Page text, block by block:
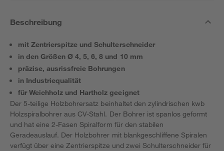
Beschreibung
mit Zentrierspitze und Schulterschneider
in den Größen Ø 4, 5, 6, 8 und 10 mm
präzise, ausrissfreie Bohrungen
in Industriequalität
für Weichholz und Hartholz geeignet
Der 5-teilige Holzbohrersatz beinhaltet den zylindrischen kwb
Holzspiralbohrer aus CV-Stahl. Der Bohrer ist spanlos geformt
und hat eine 2-Fasen Spiralform für den stabilen
Geradeauslauf. Der Holzbohrer mit blankgeschliffene Spiralen
verfügt über eine Zentrierspitze und zwei Schulterschneider für